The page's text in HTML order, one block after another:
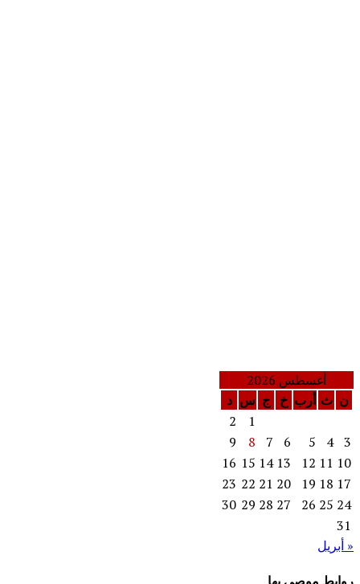
أغسطس 2026
ن ث أرب خ ج س د
1
2
3
4
5
6
7
8
9
10
11
12
13
14
15
16
17
18
19
20
21
22
23
24
25
26
27
28
29
30
31
« أبريل
روابط موصى بها